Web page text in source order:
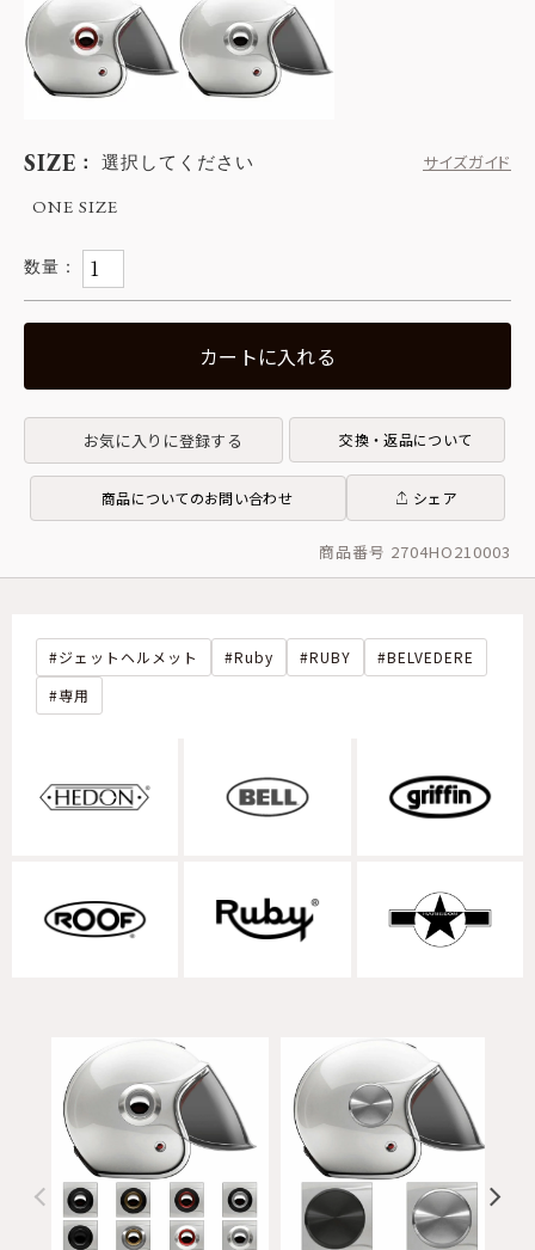
SIZE 選択してください
サイズガイド
ONE SIZE
カートに入れる
お気に入りに登録する 交換・返品について
商品についてのお問い合わせ シェア
商品番号 2704HO210003
ジェットヘルメット Ruby RUBY
BELVEDERE
専用